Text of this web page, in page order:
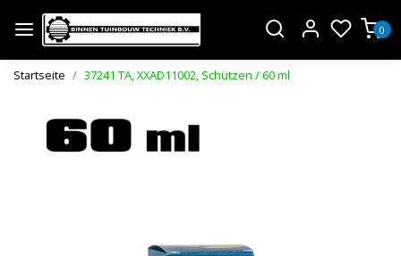
0
Startseite 37241 TA, XXAD11002, Schützen / 60 ml